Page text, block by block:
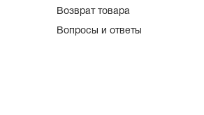
Возврат товара
Вопросы и ответы